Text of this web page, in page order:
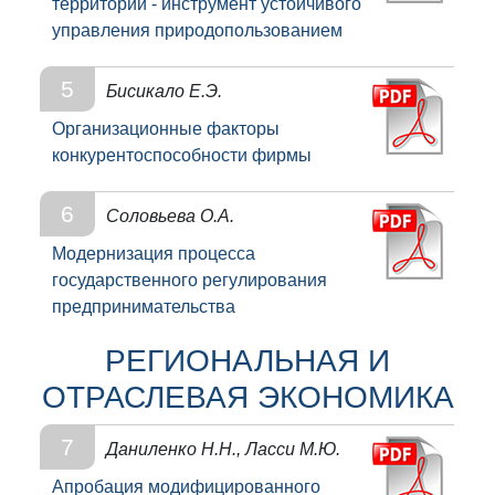
территории - инструмент устойчивого
управления природопользованием
5
Бисикало Е.Э.
Организационные факторы
конкурентоспособности фирмы
6
Соловьева О.А.
Модернизация процесса
государственного регулирования
предпринимательства
РЕГИОНАЛЬНАЯ И
ОТРАСЛЕВАЯ ЭКОНОМИКА
7
Даниленко Н.Н., Ласси М.Ю.
Апробация модифицированного